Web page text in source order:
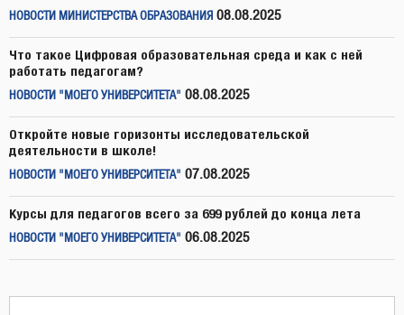
НОВОСТИ МИНИСТЕРСТВА ОБРАЗОВАНИЯ 08.08.2025
Что такое Цифровая образовательная среда и как с ней
работать педагогам?
НОВОСТИ "МОЕГО УНИВЕРСИТЕТА" 08.08.2025
Откройте новые горизонты исследовательской
деятельности в школе!
НОВОСТИ "МОЕГО УНИВЕРСИТЕТА" 07.08.2025
Курсы для педагогов всего за 699 рублей до конца лета
НОВОСТИ "МОЕГО УНИВЕРСИТЕТА" 06.08.2025